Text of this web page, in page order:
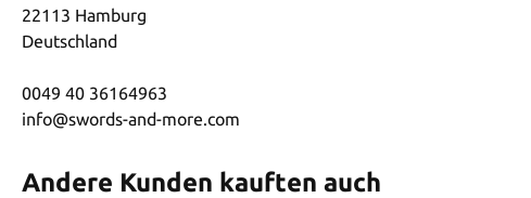
22113 Hamburg
Deutschland
0049 40 36164963
info@swords-and-more.com
Andere Kunden kauften auch